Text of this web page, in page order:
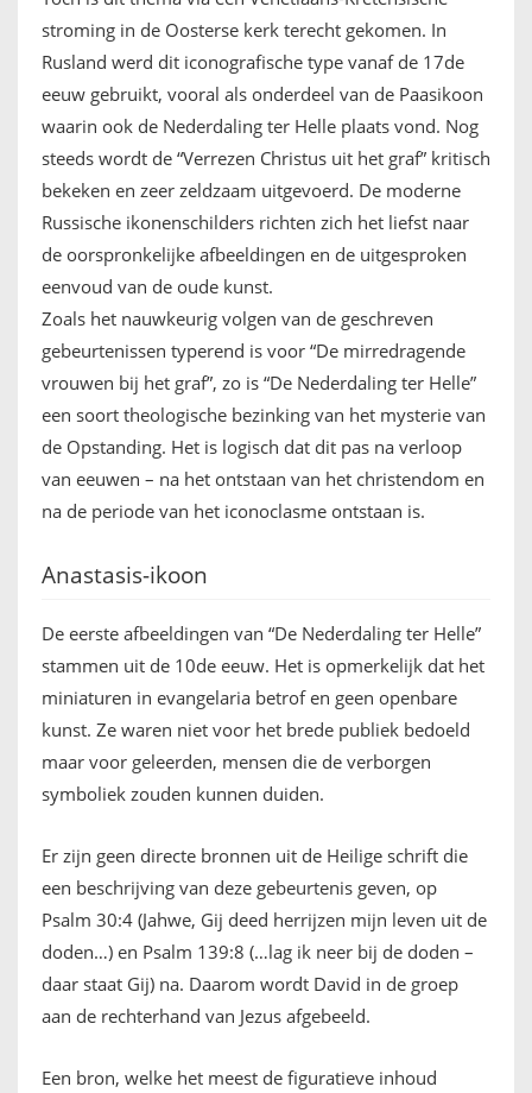
stroming in de Oosterse kerk terecht gekomen. In
Rusland werd dit iconografische type vanaf de 17de
eeuw gebruikt, vooral als onderdeel van de Paasikoon
waarin ook de Nederdaling ter Helle plaats vond. Nog
steeds wordt de “Verrezen Christus uit het graf” kritisch
bekeken en zeer zeldzaam uitgevoerd. De moderne
Russische ikonenschilders richten zich het liefst naar
de oorspronkelijke afbeeldingen en de uitgesproken
eenvoud van de oude kunst.
Zoals het nauwkeurig volgen van de geschreven
gebeurtenissen typerend is voor “De mirredragende
vrouwen bij het graf”, zo is “De Nederdaling ter Helle”
een soort theologische bezinking van het mysterie van
de Opstanding. Het is logisch dat dit pas na verloop
van eeuwen – na het ontstaan van het christendom en
na de periode van het iconoclasme ontstaan is.
Anastasis-ikoon
De eerste afbeeldingen van “De Nederdaling ter Helle”
stammen uit de 10de eeuw. Het is opmerkelijk dat het
miniaturen in evangelaria betrof en geen openbare
kunst. Ze waren niet voor het brede publiek bedoeld
maar voor geleerden, mensen die de verborgen
symboliek zouden kunnen duiden.
Er zijn geen directe bronnen uit de Heilige schrift die
een beschrijving van deze gebeurtenis geven, op
Psalm 30:4 (Jahwe, Gij deed herrijzen mijn leven uit de
doden…) en Psalm 139:8 (…lag ik neer bij de doden –
daar staat Gij) na. Daarom wordt David in de groep
aan de rechterhand van Jezus afgebeeld.
Een bron, welke het meest de figuratieve inhoud